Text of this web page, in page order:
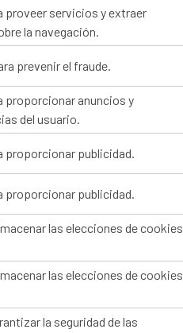
proveer servicios y extraer
la navegación.
prevenir el fraude.
proporcionar anuncios y
del usuario.
proporcionar publicidad.
proporcionar publicidad.
las elecciones de cookies
las elecciones de cookies
la seguridad de las